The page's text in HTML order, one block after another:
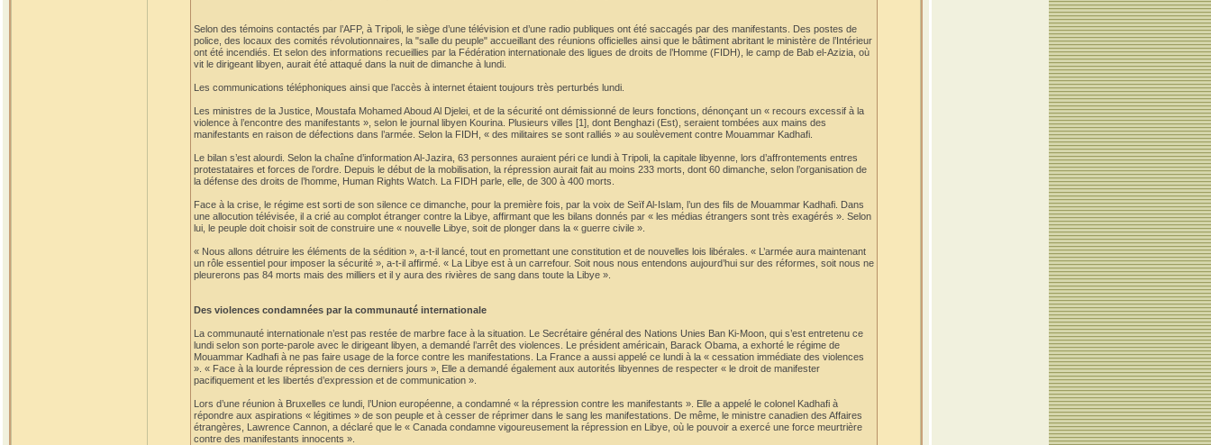
Selon des témoins contactés par l’AFP, à Tripoli, le siège d’une télévision et d’une radio publiques ont été saccagés par des manifestants. Des postes de
police, des locaux des comités révolutionnaires, la "salle du peuple" accueillant des réunions officielles ainsi que le bâtiment abritant le ministère de l’Intérieur
ont été incendiés. Et selon des informations recueillies par la Fédération internationale des ligues de droits de l’Homme (FIDH), le camp de Bab el-Azizia, où
vit le dirigeant libyen, aurait été attaqué dans la nuit de dimanche à lundi.
Les communications téléphoniques ainsi que l’accès à internet étaient toujours très perturbés lundi.
Les ministres de la Justice, Moustafa Mohamed Aboud Al Djelei, et de la sécurité ont démissionné de leurs fonctions, dénonçant un « recours excessif à la
violence à l’encontre des manifestants », selon le journal libyen Kourina. Plusieurs villes [1], dont Benghazi (Est), seraient tombées aux mains des
manifestants en raison de défections dans l’armée. Selon la FIDH, « des militaires se sont ralliés » au soulèvement contre Mouammar Kadhafi.
Le bilan s’est alourdi. Selon la chaîne d’information Al-Jazira, 63 personnes auraient péri ce lundi à Tripoli, la capitale libyenne, lors d’affrontements entres
protestataires et forces de l’ordre. Depuis le début de la mobilisation, la répression aurait fait au moins 233 morts, dont 60 dimanche, selon l’organisation de
la défense des droits de l’homme, Human Rights Watch. La FIDH parle, elle, de 300 à 400 morts.
Face à la crise, le régime est sorti de son silence ce dimanche, pour la première fois, par la voix de Seïf Al-Islam, l’un des fils de Mouammar Kadhafi. Dans
une allocution télévisée, il a crié au complot étranger contre la Libye, affirmant que les bilans donnés par « les médias étrangers sont très exagérés ». Selon
lui, le peuple doit choisir soit de construire une « nouvelle Libye, soit de plonger dans la « guerre civile ».
« Nous allons détruire les éléments de la sédition », a-t-il lancé, tout en promettant une constitution et de nouvelles lois libérales. « L’armée aura maintenant
un rôle essentiel pour imposer la sécurité », a-t-il affirmé. « La Libye est à un carrefour. Soit nous nous entendons aujourd’hui sur des réformes, soit nous ne
pleurerons pas 84 morts mais des milliers et il y aura des rivières de sang dans toute la Libye ».
Des violences condamnées par la communauté internationale
La communauté internationale n’est pas restée de marbre face à la situation. Le Secrétaire général des Nations Unies Ban Ki-Moon, qui s’est entretenu ce
lundi selon son porte-parole avec le dirigeant libyen, a demandé l’arrêt des violences. Le président américain, Barack Obama, a exhorté le régime de
Mouammar Kadhafi à ne pas faire usage de la force contre les manifestations. La France a aussi appelé ce lundi à la « cessation immédiate des violences
». « Face à la lourde répression de ces derniers jours », Elle a demandé également aux autorités libyennes de respecter « le droit de manifester
pacifiquement et les libertés d’expression et de communication ».
Lors d’une réunion à Bruxelles ce lundi, l’Union européenne, a condamné « la répression contre les manifestants ». Elle a appelé le colonel Kadhafi à
répondre aux aspirations « légitimes » de son peuple et à cesser de réprimer dans le sang les manifestations. De même, le ministre canadien des Affaires
étrangères, Lawrence Cannon, a déclaré que le « Canada condamne vigoureusement la répression en Libye, où le pouvoir a exercé une force meurtrière
contre des manifestants innocents ».